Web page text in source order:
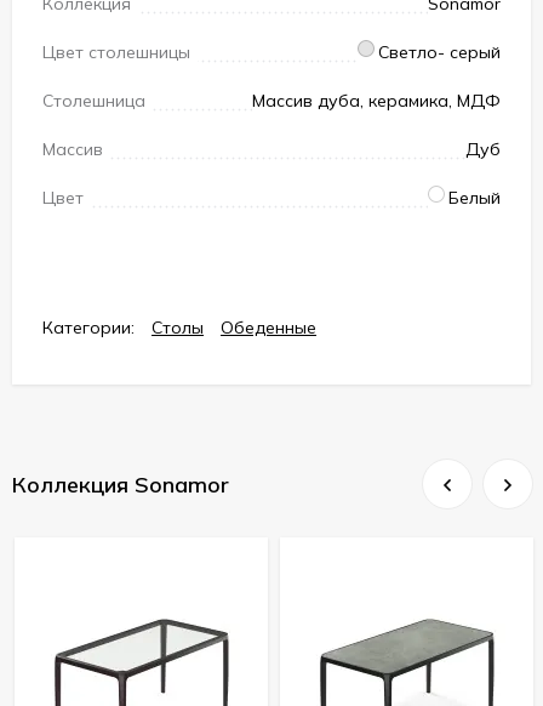
Цвет столешницы Светло- серый
Столешница Массив дуба, керамика, МДФ
Массив Дуб
Цвет Белый
Категории: Столы Обеденные
Коллекция Sonamor